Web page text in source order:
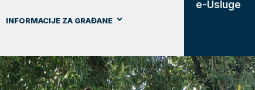
INFORMACIJE ZA GRAĐANE
e-Usluge